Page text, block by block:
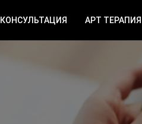
КОНСУЛЬТАЦИЯ АРТ ТЕРАПИЯ